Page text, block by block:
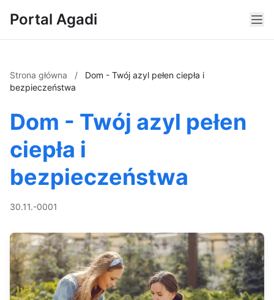
Portal Agadi
Strona główna /
Dom - Twój azyl pełen ciepła i
bezpieczeństwa
Dom - Twój azyl pełen
ciepła i
bezpieczeństwa
30.11.-0001